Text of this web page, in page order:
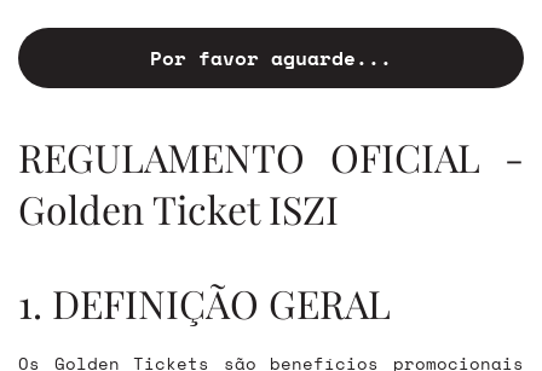
Por favor aguarde...
REGULAMENTO OFICIAL -
Golden Ticket ISZI
1. DEFINIÇÃO GERAL
Os Golden Tickets são benefícios promocionais